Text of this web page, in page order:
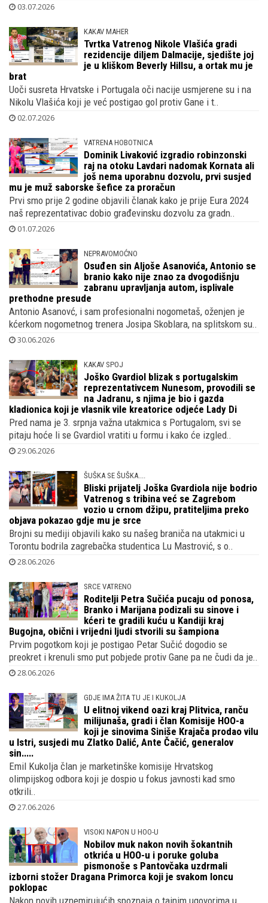
03.07.2026
KAKAV MAHER
Tvrtka Vatrenog Nikole Vlašića gradi
rezidencije diljem Dalmacije, sjedište joj
je u kliškom Beverly Hillsu, a ortak mu je
brat
Uoči susreta Hrvatske i Portugala oči nacije usmjerene su i na
Nikolu Vlašića koji je već postigao gol protiv Gane i t..
02.07.2026
VATRENA HOBOTNICA
Dominik Livaković izgradio robinzonski
raj na otoku Lavdari nadomak Kornata ali
još nema uporabnu dozvolu, prvi susjed
mu je muž saborske šefice za proračun
Prvi smo prije 2 godine objavili članak kako je prije Eura 2024
naš reprezentativac dobio građevinsku dozvolu za gradn..
01.07.2026
NEPRAVOMOĆNO
Osuđen sin Aljoše Asanovića, Antonio se
branio kako nije znao za dvogodišnju
zabranu upravljanja autom, isplivale
prethodne presude
Antonio Asanovć, i sam profesionalni nogometaš, oženjen je
kćerkom nogometnog trenera Josipa Skoblara, na splitskom su..
30.06.2026
KAKAV SPOJ
Joško Gvardiol blizak s portugalskim
reprezentativcem Nunesom, provodili se
na Jadranu, s njima je bio i gazda
kladionica koji je vlasnik vile kreatorice odjeće Lady Di
Pred nama je 3. srpnja važna utakmica s Portugalom, svi se
pitaju hoće li se Gvardiol vratiti u formu i kako će izgled..
29.06.2026
ŠUŠKA SE ŠUŠKA....
Bliski prijatelj Joška Gvardiola nije bodrio
Vatrenog s tribina već se Zagrebom
vozio u crnom džipu, pratiteljima preko
objava pokazao gdje mu je srce
Brojni su mediji objavili kako su našeg braniča na utakmici u
Torontu bodrila zagrebačka studentica Lu Mastrović, s o..
28.06.2026
SRCE VATRENO
Roditelji Petra Sučića pucaju od ponosa,
Branko i Marijana podizali su sinove i
kćeri te gradili kuću u Kandiji kraj
Bugojna, obični i vrijedni ljudi stvorili su šampiona
Prvim pogotkom koji je postigao Petar Sučić dogodio se
preokret i krenuli smo put pobjede protiv Gane pa ne čudi da je..
28.06.2026
GDJE IMA ŽITA TU JE I KUKOLJA
U elitnoj vikend oazi kraj Plitvica, ranču
milijunaša, gradi i član Komisije HOO-a
koji je sinovima Siniše Krajača prodao vilu
u Istri, susjedi mu Zlatko Dalić, Ante Čačić, generalov
sin.....
Emil Kukolja član je marketinške komisije Hrvatskog
olimpijskog odbora koji je dospio u fokus javnosti kad smo
otkrili..
27.06.2026
VISOKI NAPON U HOO-U
Nobilov muk nakon novih šokantnih
otkrića u HOO-u i poruke goluba
pismonoše s Pantovčaka uzdrmali
izborni stožer Dragana Primorca koji je svakom loncu
poklopac